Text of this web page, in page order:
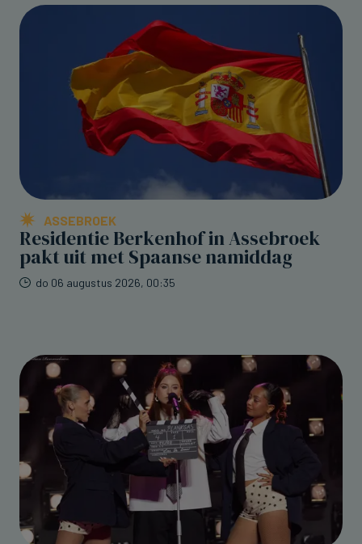
ASSEBROEK
Residentie Berkenhof in Assebroek
pakt uit met Spaanse namiddag
do 06 augustus 2026, 00:35